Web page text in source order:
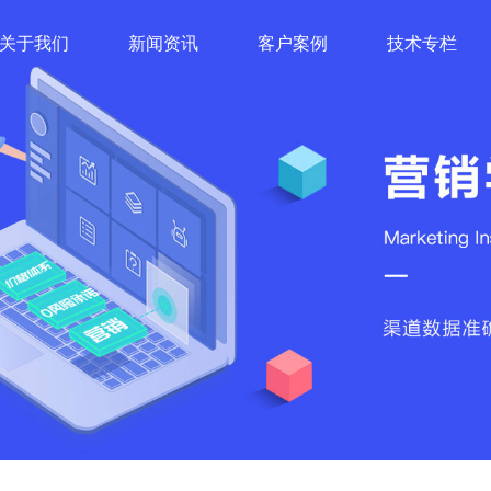
关于我们 新闻资讯 客户案例 技术专栏